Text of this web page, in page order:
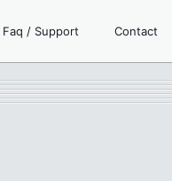
Faq / Support Contact